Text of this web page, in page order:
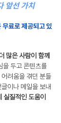
앞선 가치
료로 제공되고 있
많은 사람이 함께
을 두고 콘텐츠를
려움을 겪던 분들
이나 메일을 보내
실질적인 도움이